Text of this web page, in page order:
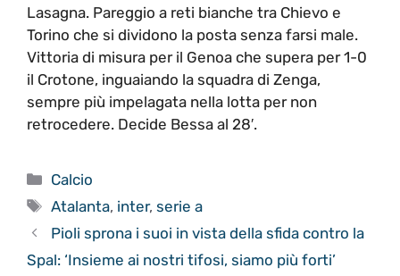
Lasagna. Pareggio a reti bianche tra Chievo e
Torino che si dividono la posta senza farsi male.
Vittoria di misura per il Genoa che supera per 1-0
il Crotone, inguaiando la squadra di Zenga,
sempre più impelagata nella lotta per non
retrocedere. Decide Bessa al 28′.
Categorie
Calcio
Tag
Atalanta, inter,serie a
Pioli sprona i suoi in vista della sfida contro la
Spal: ‘Insieme ai nostri tifosi, siamo più forti’